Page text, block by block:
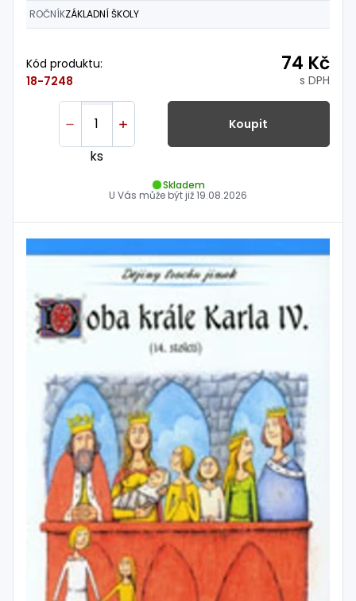
ROČNÍKZÁKLADNÍ ŠKOLY
Kód produktu:
18-7248
74 Kč
s DPH
ks
Koupit
Skladem
U Vás může být již19.08.2026